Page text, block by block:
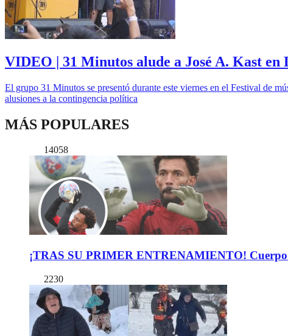
VIDEO | 31 Minutos alude a José A. Kast
El grupo 31 Minutos se presentó durante este viernes en el Festival de
alusiones a la contingencia política
MÁS POPULARES
14058
¡TRAS SU PRIMER ENTRENAMIENTO! Cuerpo
2230